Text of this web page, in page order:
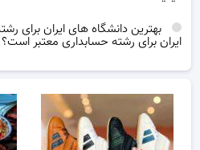
بهترین دانشگاه های ایران برای
ایران برای رشته حسابداری معتبر است؟